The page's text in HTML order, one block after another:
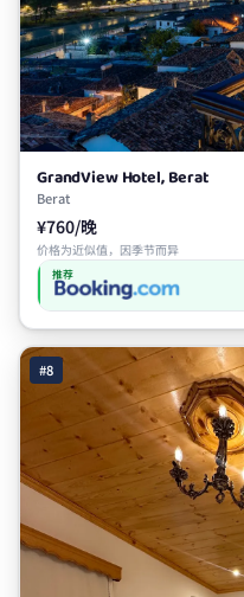
GrandView Hotel, Berat
Berat
¥760/晚
价格为近似值，因季节而异
推荐
#8